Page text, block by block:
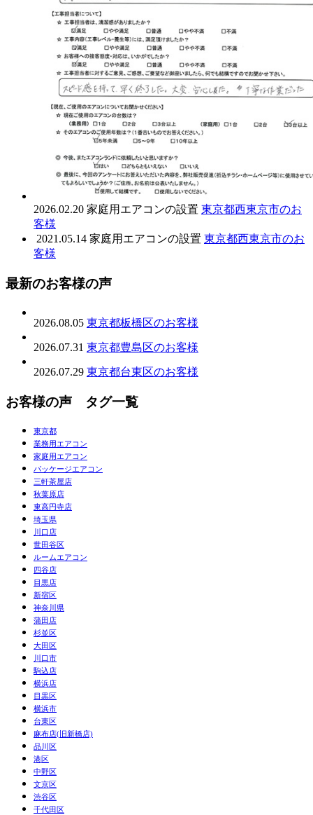
2026.02.20 家庭用エアコンの設置 東京都西東京市のお
客様
2021.05.14 家庭用エアコンの設置 東京都西東京市のお
客様
最新のお客様の声
2026.08.05 東京都板橋区のお客様
2026.07.31 東京都豊島区のお客様
2026.07.29 東京都台東区のお客様
お客様の声 タグ一覧
東京都
業務用エアコン
家庭用エアコン
パッケージエアコン
三軒茶屋店
秋葉原店
東高円寺店
埼玉県
川口店
世田谷区
ルームエアコン
四谷店
目黒店
新宿区
神奈川県
蒲田店
杉並区
大田区
川口市
駒込店
横浜店
目黒区
横浜市
台東区
麻布店(旧新橋店)
品川区
港区
中野区
文京区
渋谷区
千代田区